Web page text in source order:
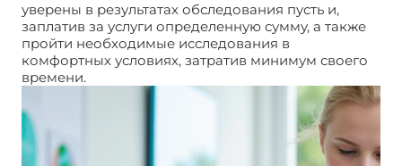
уверены в результатах обследования пусть и,
заплатив за услуги определенную сумму, а также
пройти необходимые исследования в
комфортных условиях, затратив минимум своего
времени.